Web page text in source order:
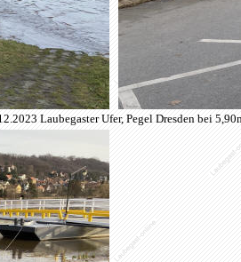
Laubegaster Ufer, Pegel Dresden bei